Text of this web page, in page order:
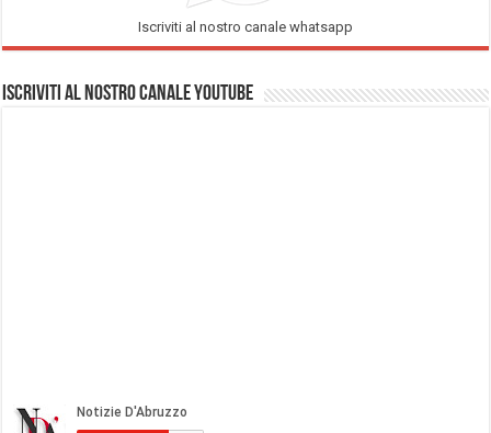
Iscriviti al nostro canale whatsapp
Iscriviti al nostro Canale Youtube